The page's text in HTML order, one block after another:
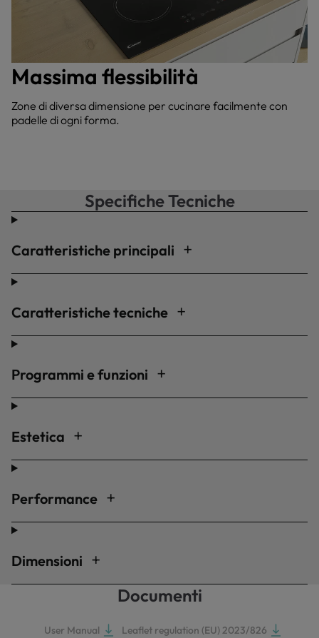
Massima flessibilità
Zone di diversa dimensione per cucinare facilmente con
padelle di ogni forma.
Specifiche Tecniche
Caratteristiche principali
Caratteristiche tecniche
Programmi e funzioni
Estetica
Performance
Dimensioni
Documenti
User Manual
Leaflet regulation (EU) 2023/826